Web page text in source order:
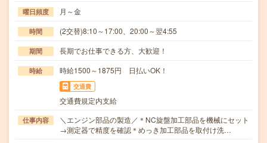
曜日頻度 月～金
時間 (2交替)8:10～17:00、20:00～翌4:55
期間 長期でお仕事できる方、大歓迎！
時給 時給1500～1875円 日払いOK！
交通費
交通費規定内支給
仕事内容
＼エンジン部品の製造／＊NC旋盤加工部品を機械にセット
→測定器で精度を確認＊めっき加工部品を取付け洗…